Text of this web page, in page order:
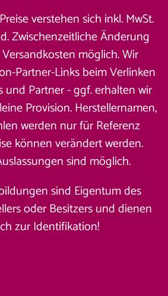
verstehen sich inkl. MwSt.
Zwischenzeitliche Änderung
möglich. Wir
Partner-Links beim Verlinken
und Partner - ggf. erhalten wir
Provision. Herstellernamen,
werden nur für Referenz
können verändert werden.
sind möglich.
sind Eigentum des
oder Besitzers und dienen
zur Identifikation!